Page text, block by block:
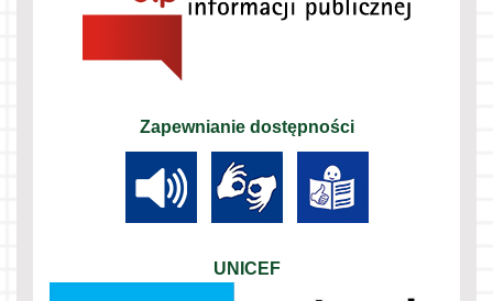
Zapewnianie dostępności
UNICEF